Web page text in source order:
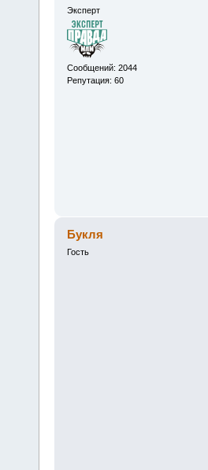
Эксперт
Сообщений: 2044
Репутация: 60
Букля
Гость